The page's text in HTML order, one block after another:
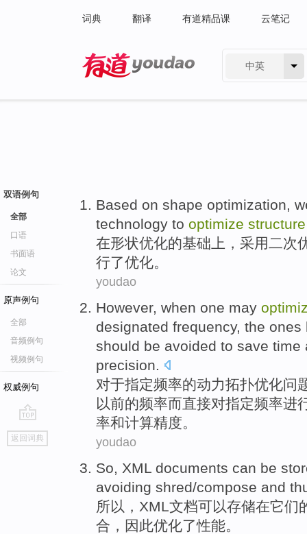
词典 翻译 有道精品课 云笔记
中英
双语例句
全部
口语
书面语
论文
原声例句
全部
音频例句
视频例句
权威例句
go
top
返回词典
Based on shape optimization,
technology to optimize structure
在形状优化的基础 上， 采用二次
行了优化。
youdao
However, when one may
designated frequency, the ones
should be avoided to save time
precision.
对于指定频率的动力拓扑优化问
以前的频率而直接对指定频率进
率和计算精度。
youdao
So XML documents can be
avoiding shred/compose and
所以 ， XML 文档可以存储在它们
合 ， 因此优化了性能。